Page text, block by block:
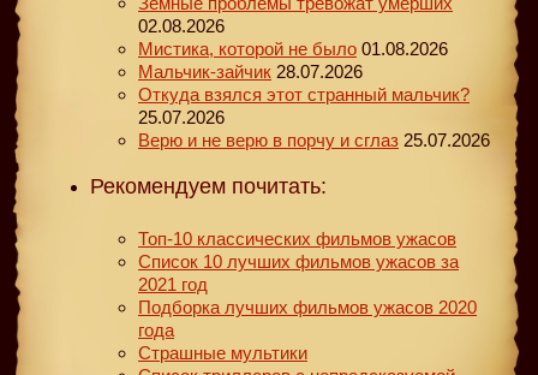
02.08.2026
Мистика, которой не было 01.08.2026
Мальчик-зайчик 28.07.2026
Откуда взялся этот странный мальчик?
25.07.2026
Верю и не верю в порчу и сглаз 25.07.2026
Рекомендуем почитать:
Топ-10 классических фильмов ужасов
Список 10 лучших фильмов ужасов за
2021 год
Подборка лучших фильмов ужасов 2020
года
Страшные мультики